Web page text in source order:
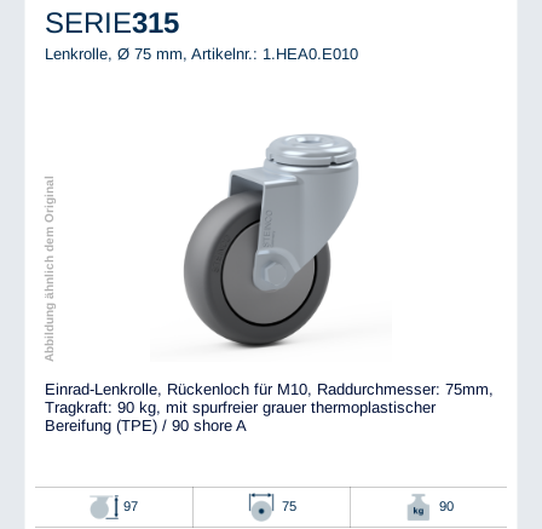
SERIE315
Lenkrolle, Ø 75 mm, Artikelnr.: 1.HEA0.E010
Abbildung ähnlich dem Original
Einrad-Lenkrolle, Rückenloch für M10, Raddurchmesser: 75mm,
Tragkraft: 90 kg, mit spurfreier grauer thermoplastischer
Bereifung (TPE) / 90 shore A
97 75 90